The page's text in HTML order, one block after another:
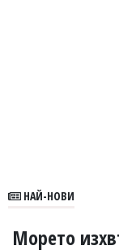
В
НАЙ-НОВИ
Морето